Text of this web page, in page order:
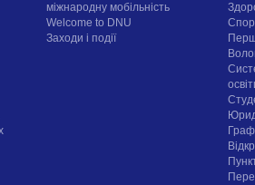
міжнародну мобільність
Welcome to DNU
Заходи і події